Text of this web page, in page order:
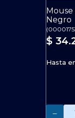
Negro
(
$
Hasta